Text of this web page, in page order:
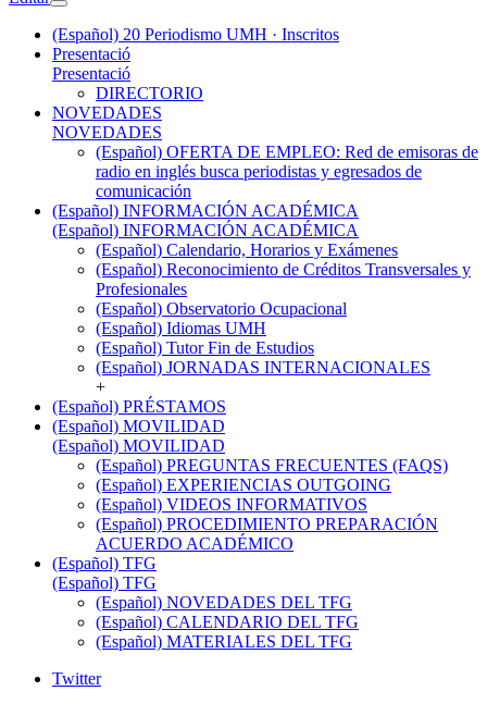
(Español) 20 Periodismo UMH · Inscritos
Presentació
Presentació
DIRECTORIO
NOVEDADES
NOVEDADES
(Español) OFERTA DE EMPLEO: Red de emisoras de
radio en inglés busca periodistas y egresados de
comunicación
(Español) INFORMACIÓN ACADÉMICA
(Español) INFORMACIÓN ACADÉMICA
(Español) Calendario, Horarios y Exámenes
(Español) Reconocimiento de Créditos Transversales y
Profesionales
(Español) Observatorio Ocupacional
(Español) Idiomas UMH
(Español) Tutor Fin de Estudios
(Español) JORNADAS INTERNACIONALES
+
(Español) PRÉSTAMOS
(Español) MOVILIDAD
(Español) MOVILIDAD
(Español) PREGUNTAS FRECUENTES (FAQS)
(Español) EXPERIENCIAS OUTGOING
(Español) VIDEOS INFORMATIVOS
(Español) PROCEDIMIENTO PREPARACIÓN
ACUERDO ACADÉMICO
(Español) TFG
(Español) TFG
(Español) NOVEDADES DEL TFG
(Español) CALENDARIO DEL TFG
(Español) MATERIALES DEL TFG
Twitter